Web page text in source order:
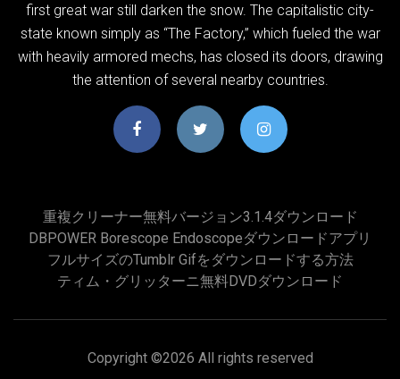
first great war still darken the snow. The capitalistic city-
state known simply as “The Factory,” which fueled the war
with heavily armored mechs, has closed its doors, drawing
the attention of several nearby countries.
重複クリーナー無料バージョン3.1.4ダウンロード
DBPOWER Borescope Endoscopeダウンロードアプリ
フルサイズのtumblr Gifをダウンロードする方法
ティム・グリッターニ無料DVDダウンロード
Copyright ©2026 All rights reserved